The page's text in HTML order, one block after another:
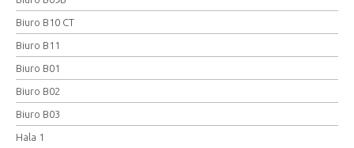
Biuro B10 CT
Biuro B11
Biuro B01
Biuro B02
Biuro B03
Hala 1